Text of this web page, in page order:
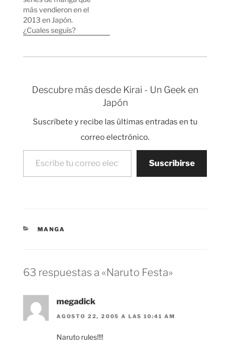
más vendieron en el
2013 en Japón.
¿Cuales seguís?
anime, tanto en Japón
vendieron 18 millones
Descubre más desde Kirai - Un Geek en
Japón
Suscríbete y recibe las últimas entradas en tu
correo electrónico.
Escribe tu correo electrónico…
Suscribirse
CATEGORÍAS
MANGA
63 respuestas a «Naruto Festa»
megadick
AGOSTO 22, 2005 A LAS 10:41 AM
Naruto rules!!!!